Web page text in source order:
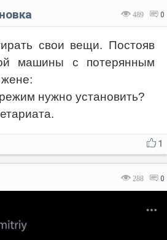
489 0
свои вещи. Постояв
машины с потерянным
нужно установить?
1
288 0